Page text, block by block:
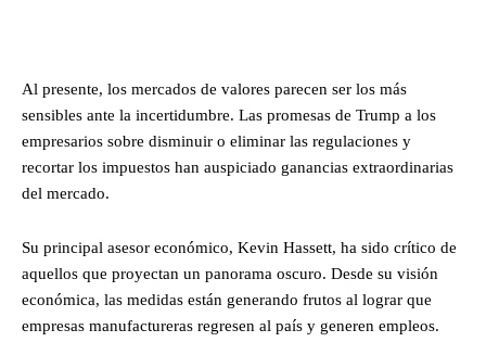
Al presente, los mercados de valores parecen ser los más
sensibles ante la incertidumbre. Las promesas de Trump a los
empresarios sobre disminuir o eliminar las regulaciones y
recortar los impuestos han auspiciado ganancias extraordinarias
del mercado.
Su principal asesor económico, Kevin Hassett, ha sido crítico de
aquellos que proyectan un panorama oscuro. Desde su visión
económica, las medidas están generando frutos al lograr que
empresas manufactureras regresen al país y generen empleos.